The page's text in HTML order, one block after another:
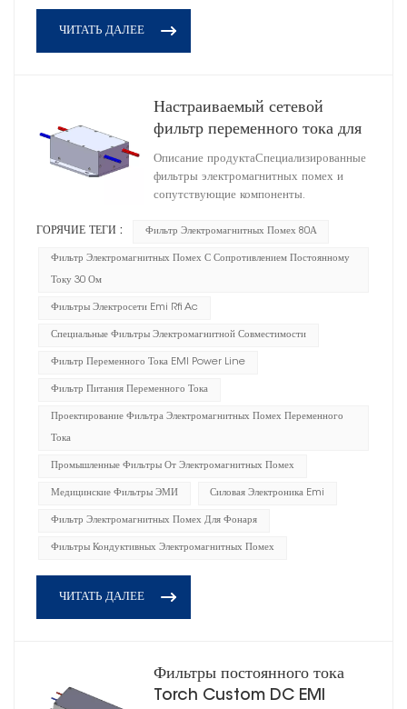
ЧИТАТЬ ДАЛЕЕ
Настраиваемый сетевой
фильтр переменного тока для
промышленного и
медицинского применения
HD1A25080R0X(A)
Описание продуктаСпециализированные
фильтры электромагнитных помех и
сопутствующие компоненты.
ГОРЯЧИЕ ТЕГИ : Фильтр Электромагнитных Помех 80А
Фильтр Электромагнитных Помех С Сопротивлением Постоянному
Току 30 Ом
Фильтры Электросети Emi Rfi Ac
Специальные Фильтры Электромагнитной Совместимости
Фильтр Переменного Тока EMI Power Line
Фильтр Питания Переменного Тока
Проектирование Фильтра Электромагнитных Помех Переменного
Тока
Промышленные Фильтры От Электромагнитных Помех
Медицинские Фильтры ЭМИ Силовая Электроника Emi
Фильтр Электромагнитных Помех Для Фонаря
Фильтры Кондуктивных Электромагнитных Помех
ЧИТАТЬ ДАЛЕЕ
Фильтры постоянного тока
Torch Custom DC EMI